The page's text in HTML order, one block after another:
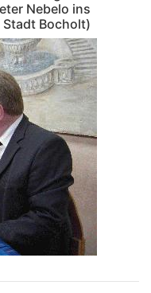
Nebelo ins
Bocholt)